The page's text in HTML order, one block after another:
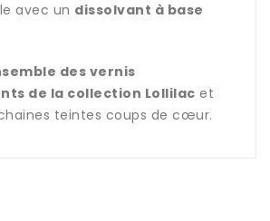
avec un dissolvant à base
des vernis
de la collection Lollilac et
teintes coups de cœur.